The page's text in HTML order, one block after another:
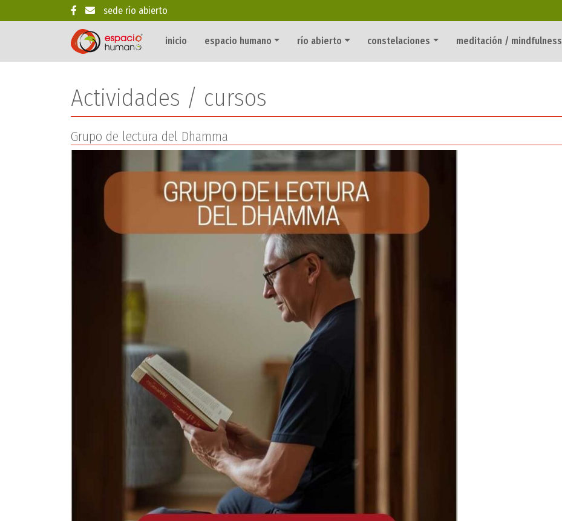
sede río abierto
Saltar al contenido
inicio espacio humano río abierto constelaciones meditación / mindfulness
Archivos:
Actividades / cursos
Grupo de lectura del Dhamma